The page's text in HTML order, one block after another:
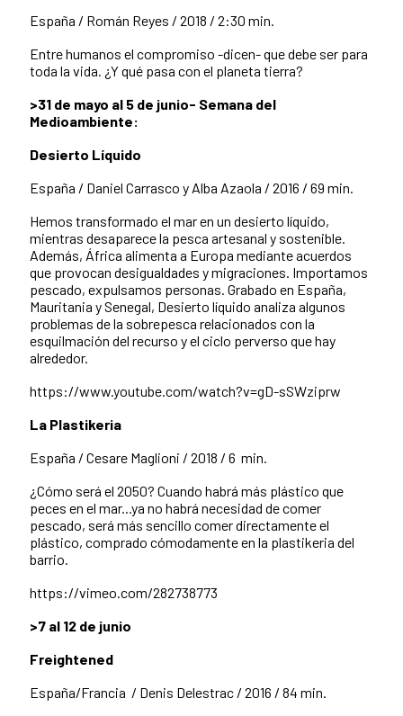
España / Román Reyes / 2018 / 2:30 min.
Entre humanos el compromiso -dicen- que debe ser para
toda la vida. ¿Y qué pasa con el planeta tierra?
>31 de mayo al 5 de junio- Semana del
Medioambiente:
Desierto Líquido
España / Daniel Carrasco y Alba Azaola / 2016 / 69 min.
Hemos transformado el mar en un desierto líquido,
mientras desaparece la pesca artesanal y sostenible.
Además, África alimenta a Europa mediante acuerdos
que provocan desigualdades y migraciones. Importamos
pescado, expulsamos personas. Grabado en España,
Mauritania y Senegal, Desierto líquido analiza algunos
problemas de la sobrepesca relacionados con la
esquilmación del recurso y el ciclo perverso que hay
alrededor.
https://www.youtube.com/watch?v=gD-sSWziprw
La Plastikeria
España / Cesare Maglioni / 2018 / 6 min.
¿Cómo será el 2050? Cuando habrá más plástico que
peces en el mar...ya no habrá necesidad de comer
pescado, será más sencillo comer directamente el
plástico, comprado cómodamente en la plastikeria del
barrio.
https://vimeo.com/282738773
>7 al 12 de junio
Freightened
España/Francia / Denis Delestrac / 2016 / 84 min.